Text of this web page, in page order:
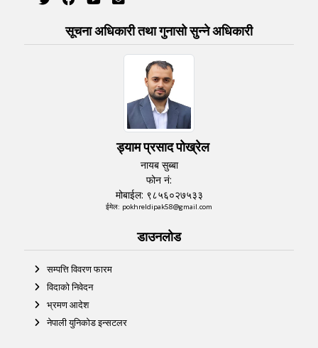
सूचना अधिकारी तथा गुनासो सुन्‍ने अधिकारी
ड्याम प्रसाद पोख्रेल
नायब सुब्बा
फोन नं:
मोबाईल: ९८५६०२७५३३
ईमेल: pokhreldipak58@gmail.com
डाउनलोड
सम्पत्ति विवरण फारम
विदाको निवेदन
भ्रमण आदेश
नेपाली युनिकोड इन्सटलर